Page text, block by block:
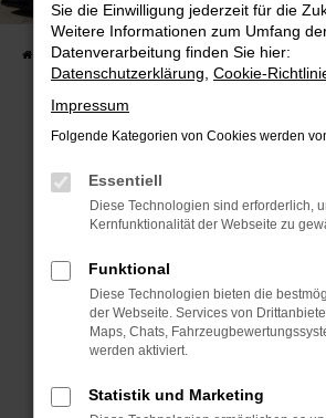
VW, VW Nutzfahrzeuge, Audi &
Startseite Fahrzeuge Fahrzeugsuche
Beim Laden ist ein Fehler
Hier sind ein paar Tipps, die dir
Überprüfe deine Firewall und
Internetverbindung.
Laden andere Webseiten, zum
Suchmaschine?
Manche Erweiterungen, wie
Sie die Einwilligung jederzeit für die
Weitere Informationen zum Umfang
Datenverarbeitung finden Sie hier:
Datenschutzerklärung Cookie-
Impressum
Folgende Kategorien von Cookies werden
Essentiell
Diese Technologien sind erforderlich,
Kernfunktionalität der Webseite zu
Funktional
Diese Technologien bieten die
der Webseite. Services von
Maps, Chats,
werden aktiviert.
Statistik und Marketing